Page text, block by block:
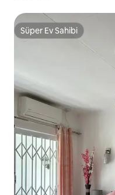
Süper Ev Sahibi
Süper Ev Sahibi